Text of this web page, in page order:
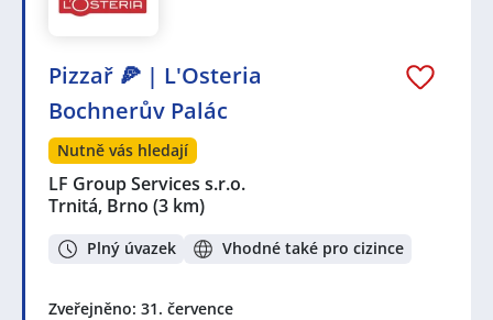
Pizzař 🍕 | L'Osteria
Bochnerův Palác
Nutně vás hledají
LF Group Services s.r.o.
Trnitá, Brno (3 km)
Plný úvazek Vhodné také pro cizince
Zveřejněno: 31. července